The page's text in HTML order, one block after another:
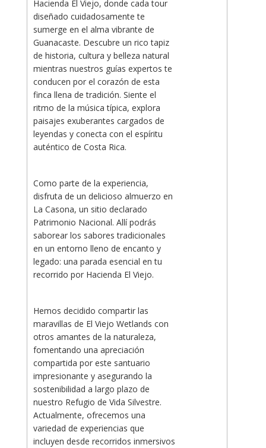
Hacienda El Viejo, donde cada tour
diseñado cuidadosamente te
sumerge en el alma vibrante de
Guanacaste. Descubre un rico tapiz
de historia, cultura y belleza natural
mientras nuestros guías expertos te
conducen por el corazón de esta
finca llena de tradición. Siente el
ritmo de la música típica, explora
paisajes exuberantes cargados de
leyendas y conecta con el espíritu
auténtico de Costa Rica.
Como parte de la experiencia,
disfruta de un delicioso almuerzo en
La Casona, un sitio declarado
Patrimonio Nacional. Allí podrás
saborear los sabores tradicionales
en un entorno lleno de encanto y
legado: una parada esencial en tu
recorrido por Hacienda El Viejo.
Hemos decidido compartir las
maravillas de El Viejo Wetlands con
otros amantes de la naturaleza,
fomentando una apreciación
compartida por este santuario
impresionante y asegurando la
sostenibilidad a largo plazo de
nuestro Refugio de Vida Silvestre.
Actualmente, ofrecemos una
variedad de experiencias que
incluyen desde recorridos inmersivos